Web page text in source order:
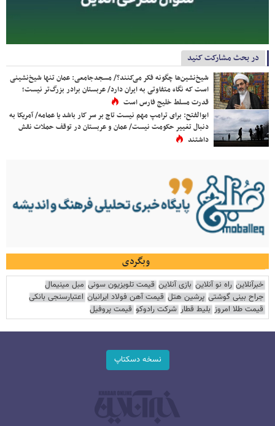
در بحث مشارکت کنید
شیخ‌نشین‌ها چگونه فکر می‌کنند؟/ مسجدجامعی: عمان تنها شیخ‌نشینی
است که نگاه متفاوتی به ایران دارد/ عربستان برادر بزرگ‌تر نیست؛
قدرت مسلط خلیج فارس است
ابوالفتح: برای ترامپ مهم نیست تاج بر سر کار باشد یا عمامه/ آمریکا به
دنبال تغییر حکومت نیست/ عمان و عربستان در توقف حملات نقش
داشتند
وبگردی
خبرآنلاین راه نو آنلاین بازی آنلاین قیمت تلویزیون سونی مبل مینیمال
جراح بینی گوشتی پرشین هتل قیمت آهن فولاد ایرانیان اعتبارسنجی بانکی
قیمت طلا امروز بلیط قطار شرکت رادوکو قیمت پروفیل
نسخه دسکتاپ